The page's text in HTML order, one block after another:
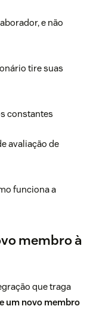
e não
tire suas
constantes
avaliação de
funciona a
membro à
que traga
um novo membro